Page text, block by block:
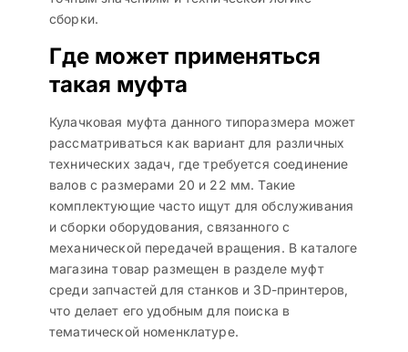
сборки.
Где может применяться
такая муфта
Кулачковая муфта данного типоразмера может
рассматриваться как вариант для различных
технических задач, где требуется соединение
валов с размерами 20 и 22 мм. Такие
комплектующие часто ищут для обслуживания
и сборки оборудования, связанного с
механической передачей вращения. В каталоге
магазина товар размещен в разделе муфт
среди запчастей для станков и 3D-принтеров,
что делает его удобным для поиска в
тематической номенклатуре.